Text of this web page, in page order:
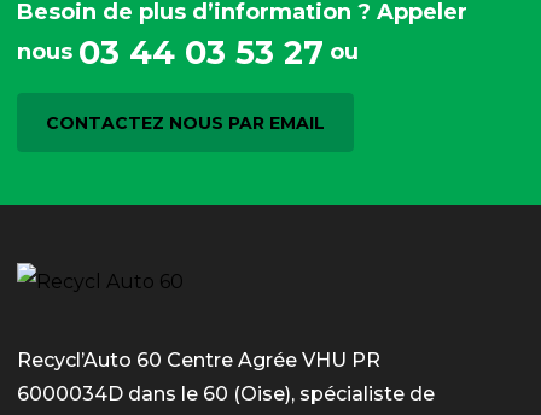
Besoin de plus d’information ? Appeler
nous 03 44 03 53 27 ou
CONTACTEZ NOUS PAR EMAIL
Recycl’Auto 60 Centre Agrée VHU PR
6000034D dans le 60 (Oise), spécialiste de